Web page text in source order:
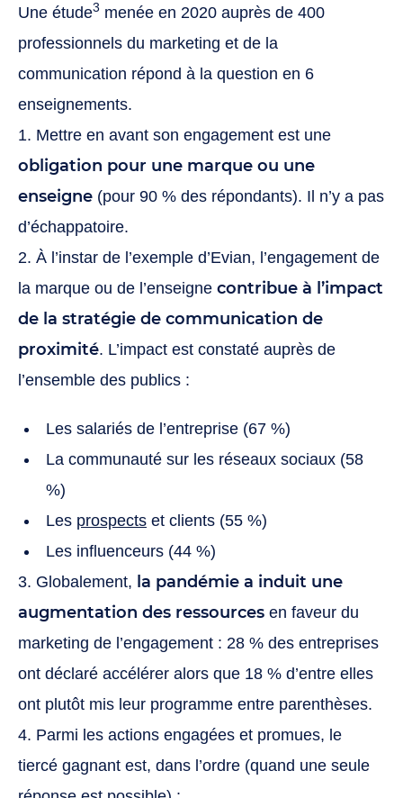
Une étude3 menée en 2020 auprès de 400
professionnels du marketing et de la
communication répond à la question en 6
enseignements.
1. Mettre en avant son engagement est une
obligation pour une marque ou une
enseigne (pour 90 % des répondants). Il n’y a pas
d’échappatoire.
2. À l’instar de l’exemple d’Evian, l’engagement de
la marque ou de l’enseigne contribue à l’impact
de la stratégie de communication de
proximité. L’impact est constaté auprès de
l’ensemble des publics :
Les salariés de l’entreprise (67 %)
La communauté sur les réseaux sociaux (58
%)
Les prospects et clients (55 %)
Les influenceurs (44 %)
3. Globalement, la pandémie a induit une
augmentation des ressources en faveur du
marketing de l’engagement : 28 % des entreprises
ont déclaré accélérer alors que 18 % d’entre elles
ont plutôt mis leur programme entre parenthèses.
4. Parmi les actions engagées et promues, le
tiercé gagnant est, dans l’ordre (quand une seule